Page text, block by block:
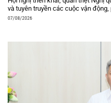
và tuyên truyền các cuộc vận
07/08/2026